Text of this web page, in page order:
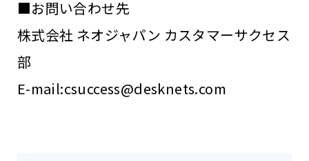
■お問い合わせ先
株式会社 ネオジャパン カスタマーサクセス
部
E-mail:csuccess@desknets.com